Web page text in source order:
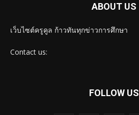
ABOUT US
เว็บไซต์ครูคูล ก้าวทันทุกข่าวการศึกษา
Contact us:
FOLLOW US